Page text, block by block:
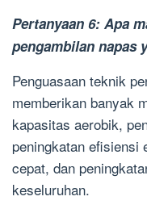
Pertanyaan 6: Apa
pengambilan napas
Penguasaan teknik
memberikan banyak
kapasitas aerobik,
peningkatan efisiensi
cepat, dan
keseluruhan.